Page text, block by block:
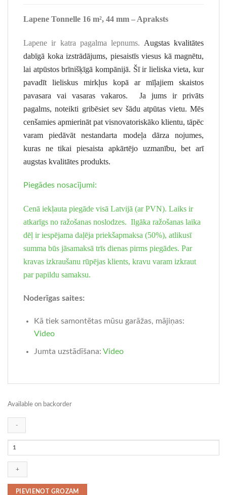
Lapene Tonnelle 16 m², 44 mm – Apraksts
Lapene ir katra pagalma lepnums. Augstas kvalitātes
dabīgā koka izstrādājums, piesaistīs viesus kā magnētu,
lai atpūstos brīnišķīgā kompānijā. Šī ir lieliska vieta, kur
pavadīt lieliskus mirkļus kopā ar mīļajiem skaistos
pavasara vai vasaras vakaros. Ja jums ir privāts
pagalms, noteikti gribēsiet sev šādu atpūtas vietu. Mēs
cenšamies apmierināt pat visnovatoriskāko klientu, tāpēc
varam piedāvāt nestandarta modeļa dārza nojumes,
kuras ne tikai piesaista apkārtējo uzmanību, bet arī
augstas kvalitātes produkts.
Piegādes nosacījumi:
Cenā iekļauta piegāde visā Latvijā (ar PVN). Laiks ir
atkarīgs no ražošanas noslodzes. Ilgāka ražošanas laika
dēļ ir iespējama daļēja priekšapmaksa (50%), atlikusī
summa būs jāsamaksā trīs dienas pirms piegādes. Par
kravas izkraušanu rūpējas klients, kravu varam izkraut
par papildu samaksu.
Noderīgas saites:
Kā tiek samontētas mūsu garāžas, mājiņas:
Video
Jumta uzstādīšana: Video
Available on backorder
16
PIEVIENOT GROZAM